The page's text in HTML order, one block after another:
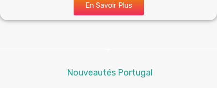
En Savoir Plus
Nouveautés Portugal